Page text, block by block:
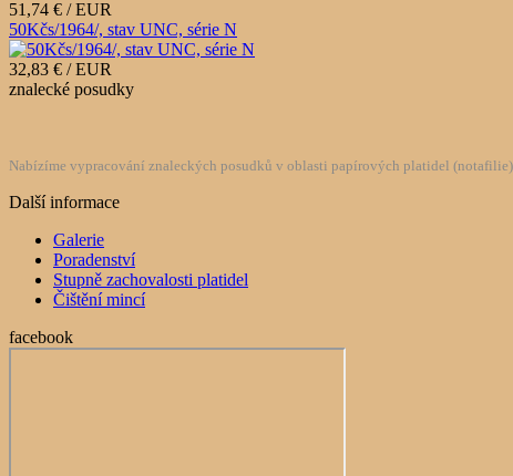
51,74 € / EUR
50Kčs/1964/, stav UNC, série N
32,83 € / EUR
znalecké posudky
Nabízíme vypracování znaleckých posudků v oblasti papírových platidel (notafilie)
Další informace
Galerie
Poradenství
Stupně zachovalosti platidel
Čištění mincí
facebook